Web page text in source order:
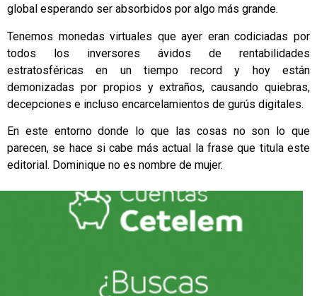
global esperando ser absorbidos por algo más grande.
Tenemos monedas virtuales que ayer eran codiciadas por
todos los inversores ávidos de rentabilidades
estratosféricas en un tiempo record y hoy están
demonizadas por propios y extraños, causando quiebras,
decepciones e incluso encarcelamientos de gurús digitales.
En este entorno donde lo que las cosas no son lo que
parecen, se hace si cabe más actual la frase que titula este
editorial. Dominique no es nombre de mujer.